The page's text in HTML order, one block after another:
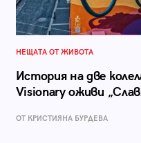
НЕЩАТА ОТ ЖИВОТА
История на две
Visionary оживи
ОТ КРИСТИЯНА БУРДЕВА